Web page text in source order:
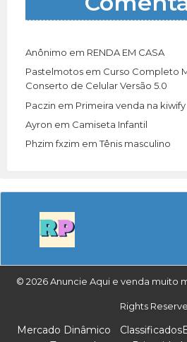
Anônimo em RENDA EM CASA
Pastelmotos em Curso Completo
Conserto de Celular Versão 5.0
Paczin em Primeira venda na kiwify
Ayron em Camiseta Infantil
Phzim fxzim emTênis masculino
© 2026 Anuncie Aqui e venda muito
Rights
Mercado Dinâmico